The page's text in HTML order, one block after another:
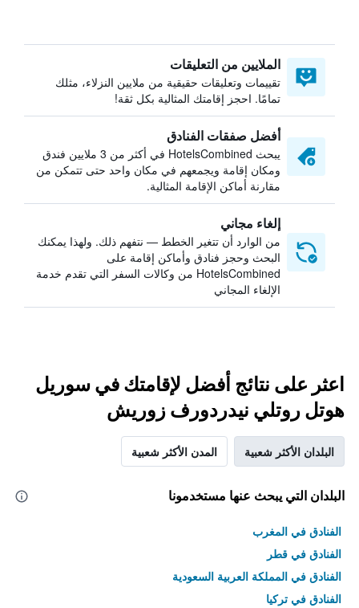
الملايين من التعليقات
تقييمات وتعليقات حقيقية من ملايين النزلاء، مثلك
تمامًا. احجز إقامتك المثالية بكل ثقة!
أفضل صفقات الفنادق
يبحث HotelsCombined في أكثر من 3 ملايين فندق
ومكان إقامة ويجمعهم في مكان واحد حتى تتمكن من
مقارنة أماكن الإقامة المثالية.
إلغاء مجاني
من الوارد أن تتغير الخطط — نتفهم ذلك. ولهذا يمكنك
البحث وحجز فنادق وأماكن إقامة على
HotelsCombined من وكالات السفر التي تقدم خدمة
الإلغاء المجاني
اعثر على نتائج أفضل لإقامتك في سوريل
هوتل روتلي نيدردورف زوريش
البلدان الأكثر شعبية المدن الأكثر شعبية
البلدان التي يبحث عنها مستخدمونا
الفنادق في المغرب
الفنادق في قطر
الفنادق في المملكة العربية السعودية
الفنادق في تركيا